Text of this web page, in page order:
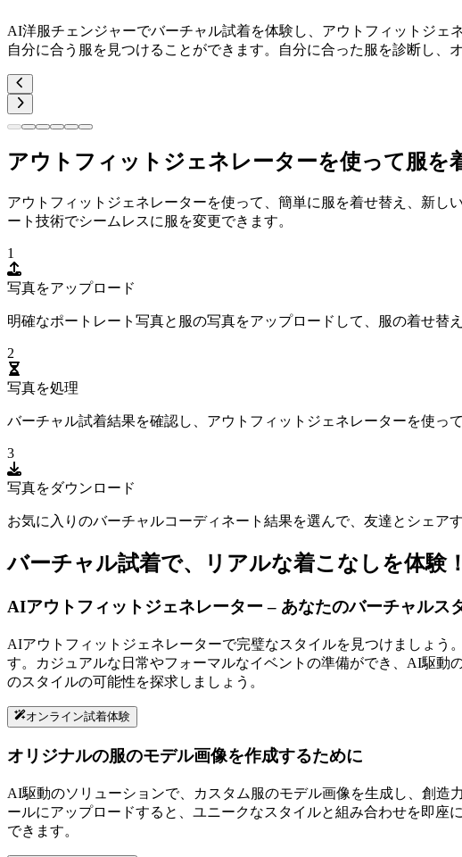
AI洋服チェンジャーでバーチャル試着を体験し、アウトフィットジェ
自分に合う服を見つけることができます。自分に合った服を診断し、
アウトフィットジェネレーターを使って服を
アウトフィットジェネレーターを使って、簡単に服を着せ替え、新
ート技術でシームレスに服を変更できます。
1
写真をアップロード
明確なポートレート写真と服の写真をアップロードして、服の着せ替
2
写真を処理
バーチャル試着結果を確認し、アウトフィットジェネレーターを使っ
3
写真をダウンロード
お気に入りのバーチャルコーディネート結果を選んで、友達とシェア
バーチャル試着で、リアルな着こなしを体験！
AIアウトフィットジェネレーター – あなたのバーチャルス
AIアウトフィットジェネレーターで完璧なスタイルを見つけましょう
す。カジュアルな日常やフォーマルなイベントの準備ができ、AI駆
のスタイルの可能性を探求しましょう。
オンライン試着体験
オリジナルの服のモデル画像を作成するために
AI駆動のソリューションで、カスタム服のモデル画像を生成し、創
ールにアップロードすると、ユニークなスタイルと組み合わせを即
できます。